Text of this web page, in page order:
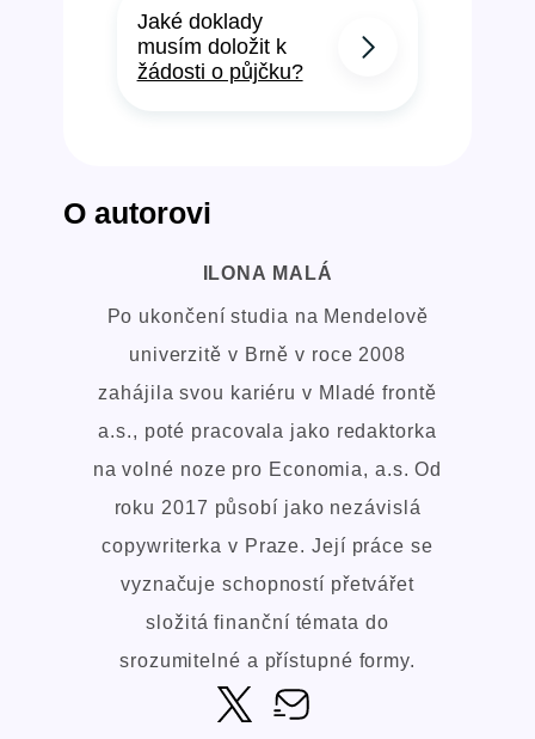
Jaké doklady
musím doložit k
žádosti o půjčku?
O autorovi
ILONA MALÁ
Po ukončení studia na Mendelově
univerzitě v Brně v roce 2008
zahájila svou kariéru v Mladé frontě
a.s., poté pracovala jako redaktorka
na volné noze pro Economia, a.s. Od
roku 2017 působí jako nezávislá
copywriterka v Praze. Její práce se
vyznačuje schopností přetvářet
složitá finanční témata do
srozumitelné a přístupné formy.